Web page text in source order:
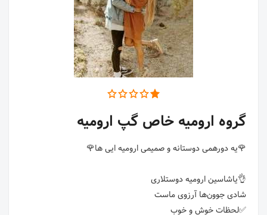
گروه ارومیه خاص گپ ارومیه